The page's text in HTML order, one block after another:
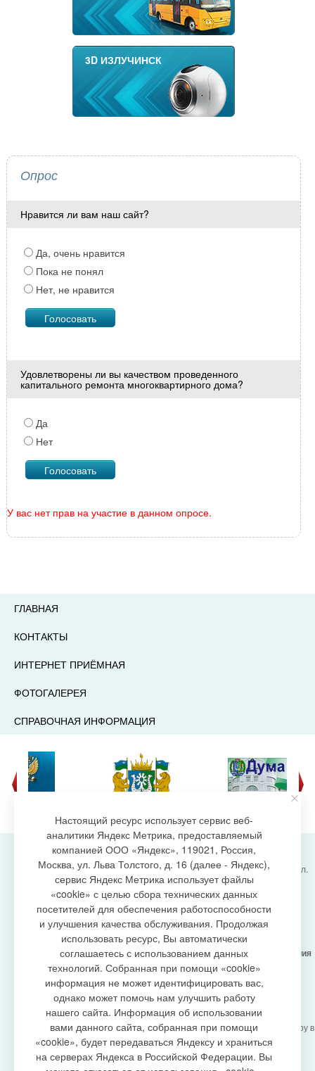
3D ИЗЛУЧИНСК
Опрос
Нравится ли вам наш сайт?
Да, очень нравится
Пока не понял
Нет, не нравится
Удовлетворены ли вы качеством проведенного
капитального ремонта многоквартирного дома?
Да
Нет
У вас нет прав на участие в данном опросе.
ГЛАВНАЯ
КОНТАКТЫ
ИНТЕРНЕТ ПРИЁМНАЯ
ФОТОГАЛЕРЕЯ
СПРАВОЧНАЯ ИНФОРМАЦИЯ
создание сайта
Администрация городского поселения Излучинск, ул.
Энергетиков, 6, пгт. Излучинск, Нижневартовский
район,
Ханты-Мансийский автономный округ-Югра
(Тюменская область), 628634
Сетевое изданиеhttps://www.gp-izluchinsk.ru
16+
Учредитель -Администрация городского поселения
Излучинск
Главный редактор - Бурич Денис Ярославович
Телефон/факс: (3466) 28-13-77 , e-mail:
admizl@rambler.ru
Сетевое изданиеhttps://www.gp-izluchinsk.ru
зарегистрировано Федеральной службой по надзору в
сфере связи,
информационных технологий и массовых
коммуникаций (Роскомнадзор), регистрационный
Настоящий ресурс использует сервис веб-
аналитики Яндекс Метрика, предоставляемый
компанией ООО «Яндекс», 119021, Россия,
Москва, ул. Льва Толстого, д. 16 (далее - Яндекс),
сервис Яндекс Метрика использует файлы
«cookie» с целью сбора технических данных
посетителей для обеспечения работоспособности
и улучшения качества обслуживания. Продолжая
использовать ресурс, Вы автоматически
соглашаетесь с использованием данных
технологий. Собранная при помощи «cookie»
информация не может идентифицировать вас,
однако может помочь нам улучшить работу
нашего сайта. Информация об использовании
вами данного сайта, собранная при помощи
«cookie», будет передаваться Яндексу и храниться
на серверах Яндекса в Российской Федерации. Вы